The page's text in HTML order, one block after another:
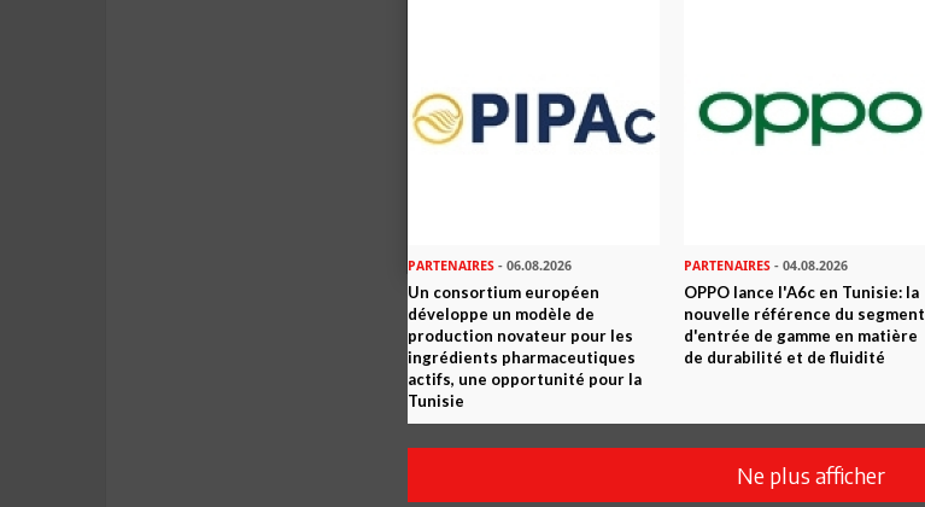
PARTENAIRES - 06.08.2026
Un consortium européen
développe un modèle de
production novateur pour les
ingrédients pharmaceutiques
actifs, une opportunité pour la
Tunisie
PARTENAIRES - 04.08.2026
OPPO lance l'A6c en Tunisie: la
nouvelle référence du segment
d'entrée de gamme en matière
de durabilité et de fluidité
Ne plus afficher